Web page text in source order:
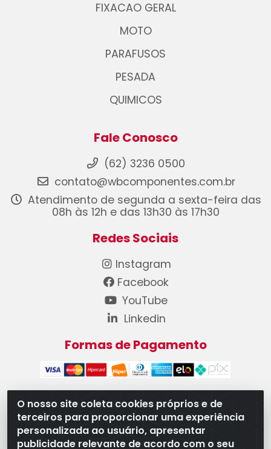
O nosso site coleta cookies próprios e de
terceiros para proporcionar uma experiência
personalizada ao usuário, apresentar
publicidade relevante de acordo com o seu
FIXACAO GERAL
MOTO
PARAFUSOS
PESADA
QUIMICOS
Fale Conosco
(62) 3236 0500
contato@wbcomponentes.com.br
Atendimento de segunda a sexta-feira das
08h às 12h e das 13h30 às 17h30
Redes Sociais
Instagram
Facebook
YouTube
Linkedin
Formas de Pagamento
WB Componentes Automotivos LTDA - CNPJ
08.528.393/0001-12 - Rua do Níquel, 667 - Parque
Oeste Industrial, Goiânia/GO - CEP 74375-660